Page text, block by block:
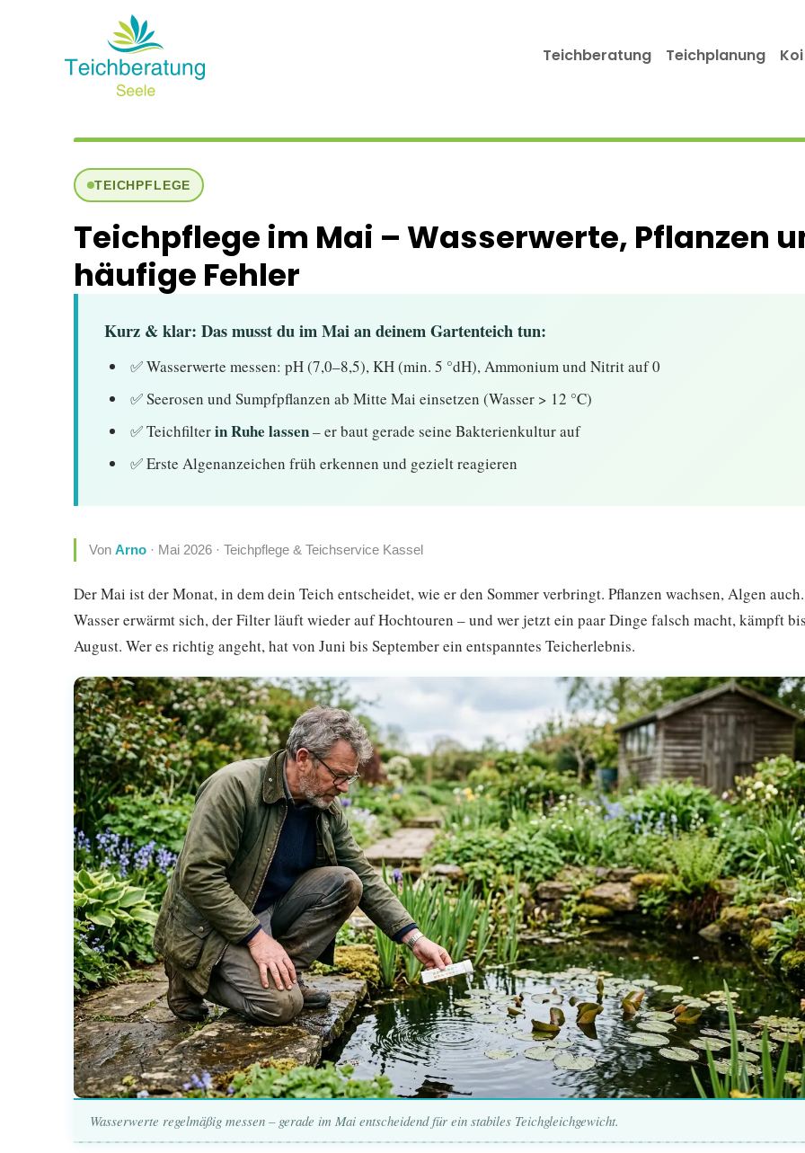
Teichberatung Teichplanung
TEICHPFLEGE
Teichpflege im Mai – Wasserwerte, Pflanzen
häufige Fehler
Kurz & klar: Das musst du im Mai an deinem Gartenteich tun:
✅ Wasserwerte messen: pH (7,0–8,5), KH (min. 5 °dH), Ammonium und Nitrit auf 0
✅ Seerosen und Sumpfpflanzen ab Mitte Mai einsetzen (Wasser > 12 °C)
✅ Teichfilterin Ruhe lassen– er baut gerade seine Bakterienkultur auf
✅ Erste Algenanzeichen früh erkennen und gezielt reagieren
Von Arno· Mai 2026· Teichpflege & Teichservice Kassel
Der Mai ist der Monat, in dem dein Teich entscheidet, wie er den Sommer verbringt. Pflanzen wachsen, Algen
Wasser erwärmt sich, der Filter läuft wieder auf Hochtouren – und wer jetzt ein paar Dinge falsch macht, kämpft
August. Wer es richtig angeht, hat von Juni bis September ein entspanntes Teicherlebnis.
Wasserwerte regelmäßig messen – gerade im Mai entscheidend für ein stabiles Teichgleichgewicht.